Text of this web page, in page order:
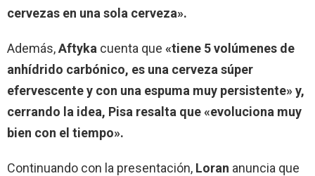
cervezas en una sola cerveza».
Además,Aftyka cuenta que «tiene 5 volúmenes de
anhídrido carbónico, es una cerveza súper
efervescente y con una espuma muy persistente» y,
cerrando la idea, Pisa resalta que «evoluciona muy
bien con el tiempo».
Continuando con la presentación, Loran anuncia que